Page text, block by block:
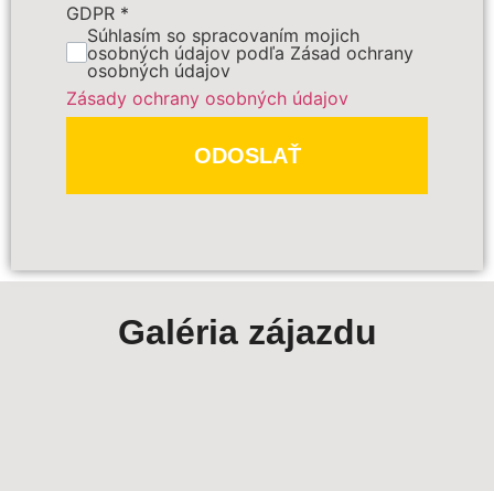
GDPR *
Súhlasím so spracovaním mojich
osobných údajov podľa Zásad ochrany
osobných údajov
Zásady ochrany osobných údajov
ODOSLAŤ
PREDBEŽNE OBJEDNAŤ
Polia označené*sú povinné
Galéria zájazdu